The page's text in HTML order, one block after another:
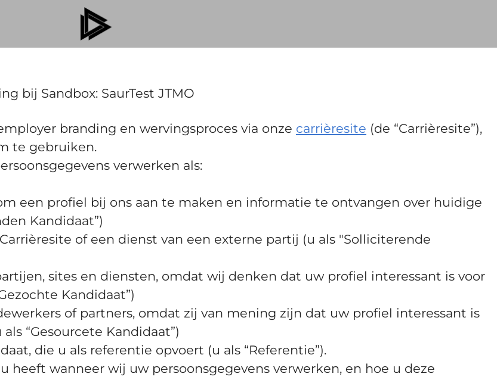
bij Sandbox: SaurTest JTMO
branding en wervingsproces via onze carrièresite (de “Carrièresite”),
te gebruiken.
verwerken als:
een profiel bij ons aan te maken en informatie te ontvangen over huidige
Kandidaat”)
of een dienst van een externe partij (u als "Solliciterende
sites en diensten, omdat wij denken dat uw profiel interessant is voor
Kandidaat”)
of partners, omdat zij van mening zijn dat uw profiel interessant is
“Gesourcete Kandidaat”)
die u als referentie opvoert (u als “Referentie”).
wanneer wij uw persoonsgegevens verwerken, en hoe u deze